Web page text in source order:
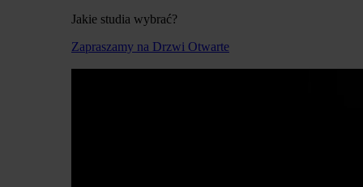
Jakie studia wybrać?
Zapraszamy na Drzwi Otwarte